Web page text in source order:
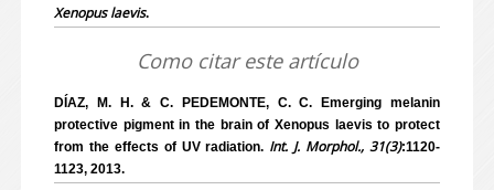
Xenopus laevis.
Como citar este artículo
DÍAZ, M. H. & C. PEDEMONTE, C. C. Emerging melanin
protective pigment in the brain of Xenopus laevis to protect
from the effects of UV radiation. Int. J. Morphol., 31(3):1120-
1123, 2013.